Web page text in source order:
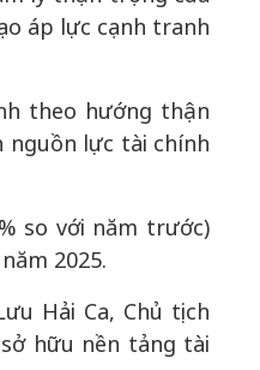
áp lực cạnh tranh
theo hướng thận
lực tài chính
so với năm trước)
2025.
Hải Ca, Chủ tịch
hữu nền tảng tài